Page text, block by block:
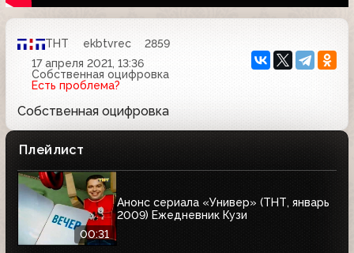
ТНТ ekbtvrec
2859
17 апреля 2021, 13:36
Собственная оцифровка
Есть проблема?
Собственная оцифровка
Плейлист
00:31
Анонс сериала «Универ» (ТНТ, январь
2009) Ежедневник Кузи